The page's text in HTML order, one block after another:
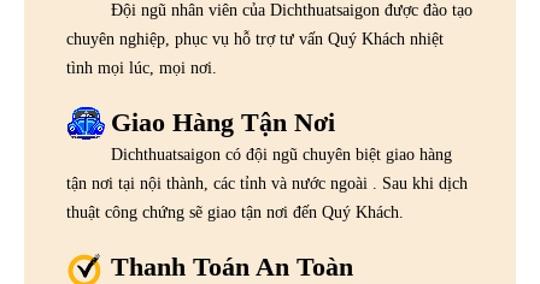
Đội ngũ nhân viên của Dichthuatsaigon được đào tạo
chuyên nghiệp, phục vụ hỗ trợ tư vấn Quý Khách nhiệt
tình mọi lúc, mọi nơi.
Giao Hàng Tận Nơi
Dichthuatsaigon có đội ngũ chuyên biệt giao hàng
tận nơi tại nội thành, các tỉnh và nước ngoài . Sau khi dịch
thuật công chứng sẽ giao tận nơi đến Quý Khách.
Thanh Toán An Toàn